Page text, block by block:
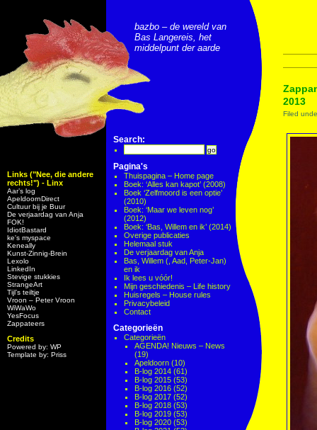
Links ("Nee, die andere
rechts!") - Linx
Aar’s log
ApeldoornDirect
Cultuur bij je Buur
De verjaardag van Anja
FOK!
IdiotBastard
ke's myspace
Keneally
Kunst-Zinnig-Brein
Lexolo
LinkedIn
Stevige stukkies
StrangeArt
Tijl’s teiltje
Vroon – Peter Vroon
WiWaWo
YesFocus
Zappateers
Credits
Powered by: WP
Template by: Priss
bazbo – de wereld van
Bas Langereis, het
middelpunt der aarde
Search:
Pagina's
Thuispagina – Home page
Boek: ‘Alles kan kapot’ (2008)
Boek ‘Zelfmoord is een optie’
(2010)
Boek: ‘Maar we leven nog’
(2012)
Boek: ‘Bas, Willem en ik’ (2014)
Overige publicaties
Helemaal stuk
De verjaardag van Anja
Bas, Willem (, Aad, Peter-Jan)
en ik
Ik lees u vóór!
Mijn geschiedenis – Life history
Huisregels – House rules
Privacybeleid
Contact
Categorieën
Categorieën
AGENDA! Nieuws – News
(19)
Apeldoorn (10)
B-log 2014 (61)
B-log 2015 (53)
B-log 2016 (52)
B-log 2017 (52)
B-log 2018 (53)
B-log 2019 (53)
B-log 2020 (53)
2013
Filed